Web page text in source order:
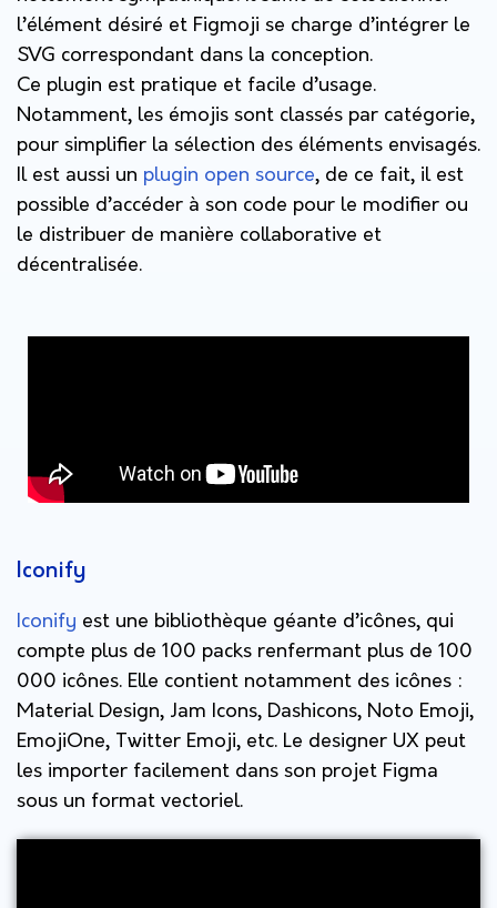
l’élément désiré et Figmoji se charge d’intégrer le
SVG correspondant dans la conception.
Ce plugin est pratique et facile d’usage.
Notamment, les émojis sont classés par catégorie,
pour simplifier la sélection des éléments envisagés.
Il est aussi un plugin open source, de ce fait, il est
possible d’accéder à son code pour le modifier ou
le distribuer de manière collaborative et
décentralisée.
Iconify
Iconify est une bibliothèque géante d’icônes, qui
compte plus de 100 packs renfermant plus de 100
000 icônes. Elle contient notamment des icônes :
Material Design, Jam Icons, Dashicons, Noto Emoji,
EmojiOne, Twitter Emoji, etc. Le designer UX peut
les importer facilement dans son projet Figma
sous un format vectoriel.